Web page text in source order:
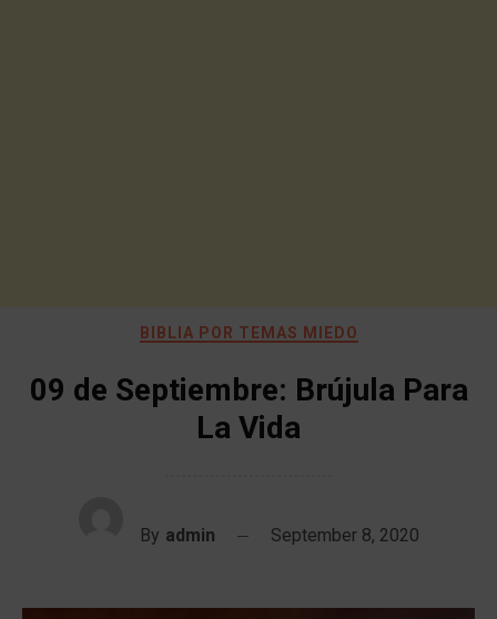
BIBLIA POR TEMAS MIEDO
09 de Septiembre: Brújula Para
La Vida
By admin September 8, 2020